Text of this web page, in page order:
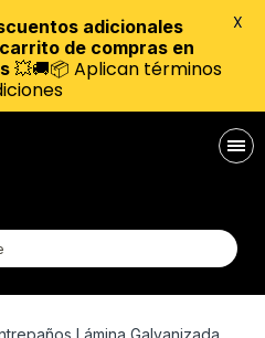
Lámina Galvanizada
adicionales
de compras en
💥🚚📦 Aplican términos
X